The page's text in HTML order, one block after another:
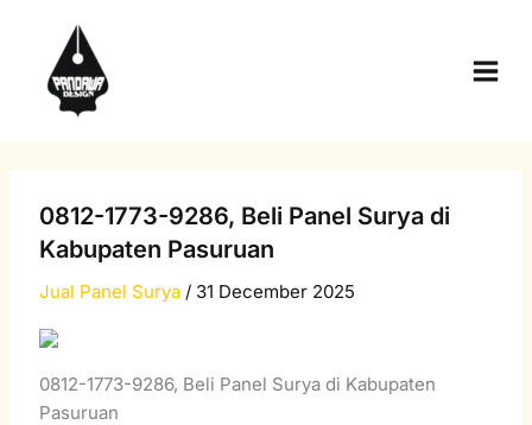
content
0812-1773-9286, Beli Panel Surya di
Kabupaten Pasuruan
Jual Panel Surya / 31 December 2025
0812-1773-9286, Beli Panel Surya di Kabupaten
Pasuruan